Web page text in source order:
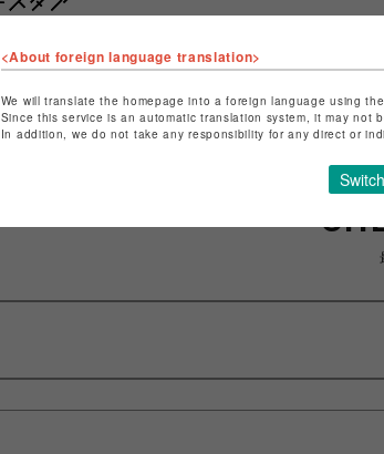
ショップお問い合わせは
<About foreign language translation>
We will translate the homepage into a foreign language using
Since this service is an automatic translation system, it may
In addition, we do not take any responsibility for any direct or